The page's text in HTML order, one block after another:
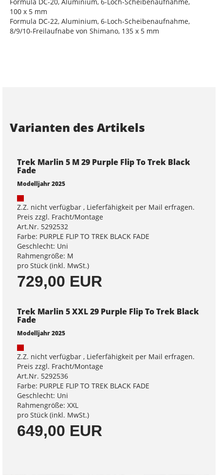
100 x 5 mm
Formula DC-22, Aluminium, 6-Loch-Scheibenaufnahme,
8/9/10-Freilaufnabe von Shimano, 135 x 5 mm
Varianten des Artikels
Trek Marlin 5 M 29 Purple Flip To Trek Black
Fade
Modelljahr 2025
Z.Z. nicht verfügbar , Lieferfähigkeit per Mail erfragen.
Preis zzgl. Fracht/Montage
Art.Nr. 5292532
Farbe: PURPLE FLIP TO TREK BLACK FADE
Geschlecht: Uni
Rahmengröße: M
pro Stück (inkl. MwSt.)
729,00 EUR
Trek Marlin 5 XXL 29 Purple Flip To Trek Black
Fade
Modelljahr 2025
Z.Z. nicht verfügbar , Lieferfähigkeit per Mail erfragen.
Preis zzgl. Fracht/Montage
Art.Nr. 5292536
Farbe: PURPLE FLIP TO TREK BLACK FADE
Geschlecht: Uni
Rahmengröße: XXL
pro Stück (inkl. MwSt.)
649,00 EUR